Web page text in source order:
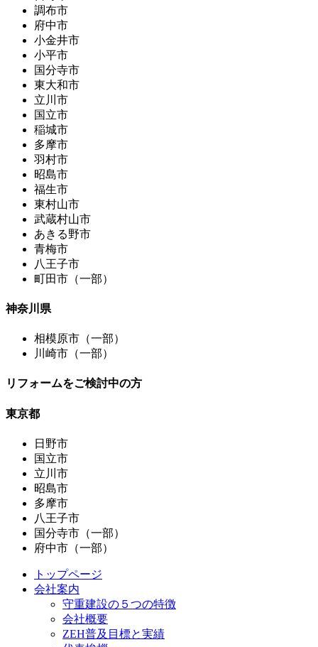
調布市
府中市
小金井市
小平市
国分寺市
東大和市
立川市
国立市
稲城市
多摩市
羽村市
昭島市
福生市
東村山市
武蔵村山市
あきる野市
青梅市
八王子市
町田市（一部）
神奈川県
相模原市（一部）
川崎市（一部）
リフォームをご検討中の方
東京都
日野市
国立市
立川市
昭島市
多摩市
八王子市
国分寺市（一部）
府中市（一部）
トップページ
会社案内
守重建設の５つの特徴
会社概要
ZEH普及目標と実績